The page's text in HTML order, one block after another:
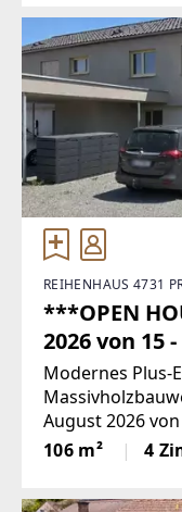
REIHENHAUS 4731
***OPEN
2026 von 15
Plus-
Modernes Plus-
August 2026
errichtete
nachhaltige
106 m² 4